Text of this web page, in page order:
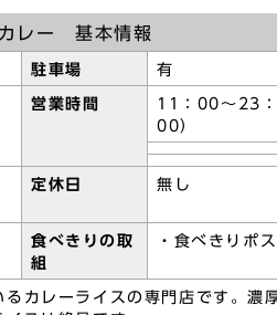
レー 基本情報
駐車場 有
営業時間
11：00～23
00）
定休日 無し
食べきりの取
組
・食べきりポ
カレーライスの専門店です。濃